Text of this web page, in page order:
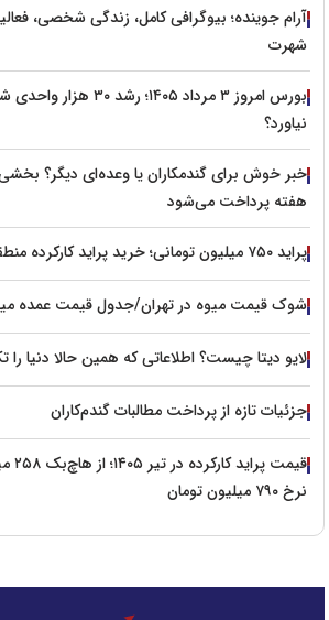
آرام جوینده؛ بیوگرافی کامل، زندگی شخصی،
شهرت
بورس امروز ۳ مرداد ۱۴۰۵؛
نیاورد؟
خبر خوش برای گندمکاران یا وعده‌ای دیگر؟ بخشی
هفته پرداخت می‌شود
پراید ۷۵۰ میلیون تومانی؛ خرید پراید کارکرده منطقی‌تر است یا تیبا؟
شوک قیمت میوه در تهران/جدول قیمت عمده میوه از ۲۲ تا ۲۸
لایو دیتا چیست؟ اطلاعاتی که همین حالا دنیا را
جزئیات تازه از پرداخت مطالبات گندم‌کاران
نرخ ۷۹۰ میلیون تومان